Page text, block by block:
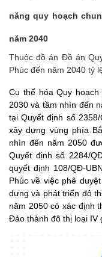
năng quy hoạch
năm 2040
Thuộc đồ án Đồ án
Phúc đến năm 2040 tỷ
Cụ thể hóa Quy
2030 và tầm nhìn đến
tại Quyết định số
xây dựng vùng phía
nhìn đến năm 2050
Quyết định số 2284/
quyết định 108/QĐ-
Phúc về việc phê
dựng và phát triển đô
năm 2050 có xác định
Đảo thành đô thị loại IV